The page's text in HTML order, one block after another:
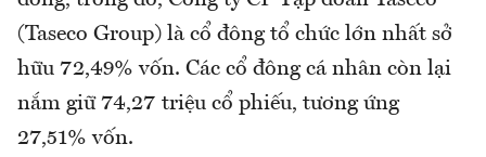
(Taseco Group) là cổ đông tổ chức lớn nhất sở
hữu 72,49% vốn. Các cổ đông cá nhân còn lại
nắm giữ 74,27 triệu cổ phiếu, tương ứng
27,51% vốn.